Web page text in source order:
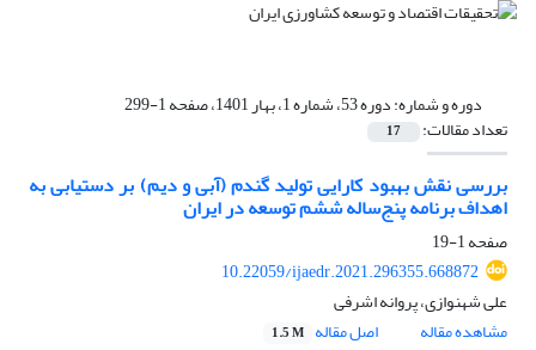
دوره و شماره:دوره 53، شماره 1، بهار 1401، صفحه 1-299
تعداد مقالات: 17
بررسی نقش بهبود کارایی تولید گندم (آبی و دیم) بر دستیابی به
اهداف برنامه پنج‌ساله ششم توسعه در ایران
صفحه1-19
10.22059/ijaedr.2021.296355.668872
علی شهنوازی، پروانه اشرفی
مشاهده مقاله
اصل مقاله 1.5 M